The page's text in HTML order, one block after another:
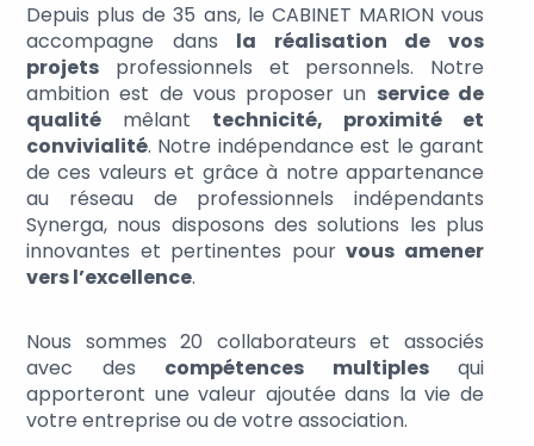
Depuis plus de 35 ans, le CABINET MARION vous
accompagne dans la réalisation de vos
projets professionnels et personnels. Notre
ambition est de vous proposer un service de
qualité mêlant technicité, proximité et
convivialité. Notre indépendance est le garant
de ces valeurs et grâce à notre appartenance
au réseau de professionnels indépendants
Synerga, nous disposons des solutions les plus
innovantes et pertinentes pourvous amener
vers l’excellence.
Nous sommes 20 collaborateurs et associés
avec des compétences multiplesqui
apporteront une valeur ajoutée dans la vie de
votre entreprise ou de votre association.